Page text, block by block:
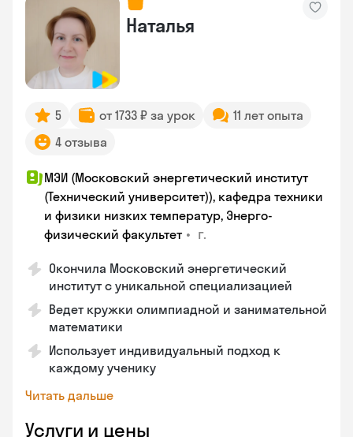
Наталья
5 от 1733 ₽ за урок
11 лет опыта
4 отзыва
МЭИ (Московский энергетический институт
(Технический университет)), кафедра техники
и физики низких температур, Энерго-
физический факультет • г.
Окончила Московский энергетический
институт с уникальной специализацией
Ведет кружки олимпиадной и занимательной
математики
Использует индивидуальный подход к
каждому ученику
Читать дальше
Услуги и цены